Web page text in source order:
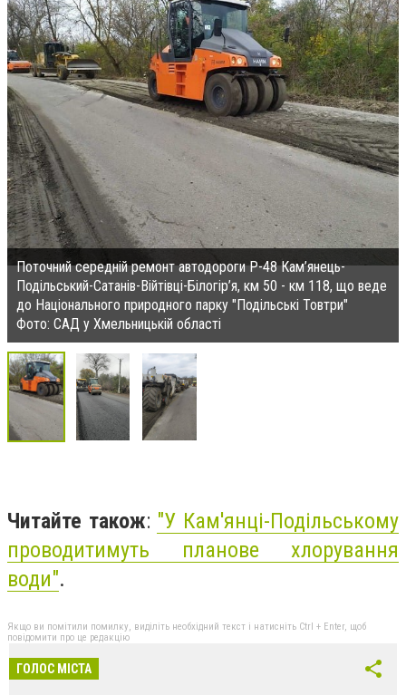
Поточний середній ремонт автодороги Р-48 Кам’янець-
Подільський-Сатанів-Війтівці-Білогір’я, км 50 - км 118, що веде
до Національного природного парку "Подільські Товтри"
Фото: САД у Хмельницькій області
Читайте також: "У Кам'янці-Подільському
проводитимуть планове хлорування
води".
Якщо ви помітили помилку, виділіть необхідний текст і натисніть Ctrl + Enter, щоб
повідомити про це редакцію
ГОЛОС МІСТА